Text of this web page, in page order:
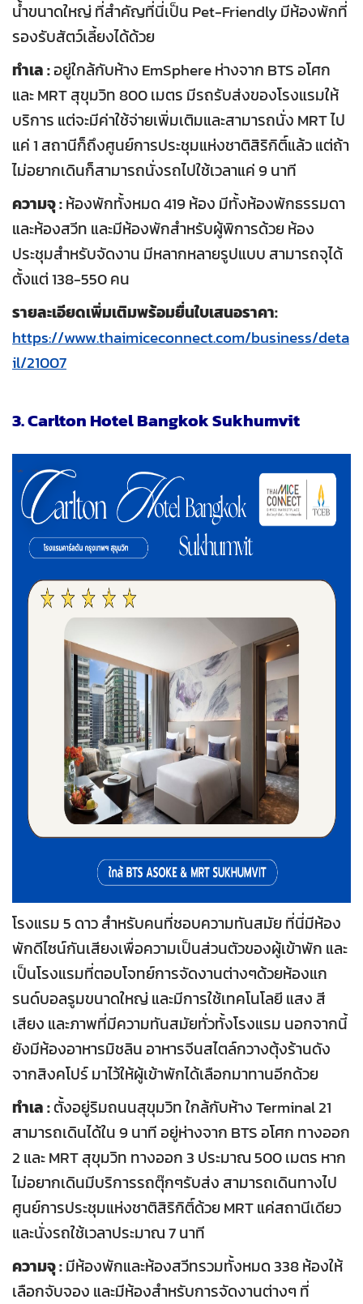
น้ำขนาดใหญ่ ที่สำคัญที่นี่เป็น Pet-Friendly มีห้องพักที่
รองรับสัตว์เลี้ยงได้ด้วย
ทำเล :อยู่ใกล้กับห้าง EmSphere ห่างจาก BTS อโศก
และ MRT สุขุมวิท 800 เมตร มีรถรับส่งของโรงแรมให้
บริการ แต่จะมีค่าใช้จ่ายเพิ่มเติมและสามารถนั่ง MRT ไป
แค่ 1 สถานีก็ถึงศูนย์การประชุมแห่งชาติสิริกิติ์แล้ว แต่ถ้า
ไม่อยากเดินก็สามารถนั่งรถไปใช้เวลาแค่ 9 นาที
ความจุ :ห้องพักทั้งหมด 419 ห้อง มีทั้งห้องพักธรรมดา
และห้องสวีท และมีห้องพักสำหรับผู้พิการด้วย ห้อง
ประชุมสำหรับจัดงาน มีหลากหลายรูปแบบ สามารถจุได้
ตั้งแต่ 138-550 คน
รายละเอียดเพิ่มเติมพร้อมยื่นใบเสนอราคา:
https://www.thaimiceconnect.com/business/deta
il/21007
3. Carlton Hotel Bangkok Sukhumvit
โรงแรม 5 ดาว สำหรับคนที่ชอบความทันสมัย ที่นี่มีห้อง
พักดีไซน์กันเสียงเพื่อความเป็นส่วนตัวของผู้เข้าพัก และ
เป็นโรงแรมที่ตอบโจทย์การจัดงานต่างๆด้วยห้องแก
รนด์บอลรูมขนาดใหญ่ และมีการใช้เทคโนโลยี แสง สี
เสียง และภาพที่มีความทันสมัยทั่วทั้งโรงแรม นอกจากนี้
ยังมีห้องอาหารมิชลิน อาหารจีนสไตล์กวางตุ้งร้านดัง
จากสิงคโปร์ มาไว้ให้ผู้เข้าพักได้เลือกมาทานอีกด้วย
ทำเล :ตั้งอยู่ริมถนนสุขุมวิท ใกล้กับห้าง Terminal 21
สามารถเดินได้ใน 9 นาที อยู่ห่างจาก BTS อโศก ทางออก
2 และ MRT สุขุมวิท ทางออก 3 ประมาณ 500 เมตร หาก
ไม่อยากเดินมีบริการรถตุ๊กๆรับส่ง สามารถเดินทางไป
ศูนย์การประชุมแห่งชาติสิริกิติ์ด้วย MRT แค่สถานีเดียว
และนั่งรถใช้เวลาประมาณ 7 นาที
ความจุ :มีห้องพักและห้องสวีทรวมทั้งหมด 338 ห้องให้
เลือกจับจอง และมีห้องสำหรับการจัดงานต่างๆ ที่